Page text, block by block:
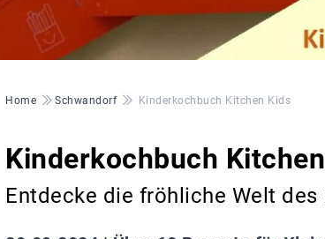
Pfadnavigation
Home Schwandorf Kinderkochbuch Kitchen Kids
Kinderkochbuch
Entdecke die fröhliche Welt des